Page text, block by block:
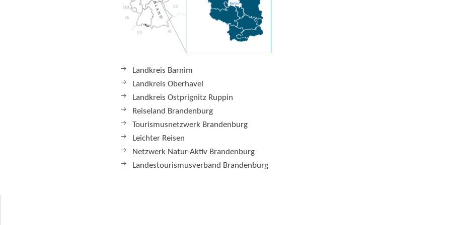
Landkreis Barnim
Landkreis Oberhavel
Landkreis Ostprignitz Ruppin
Reiseland Brandenburg
Tourismusnetzwerk Brandenburg
Leichter Reisen
Netzwerk Natur-Aktiv Brandenburg
Landestourismusverband Brandenburg